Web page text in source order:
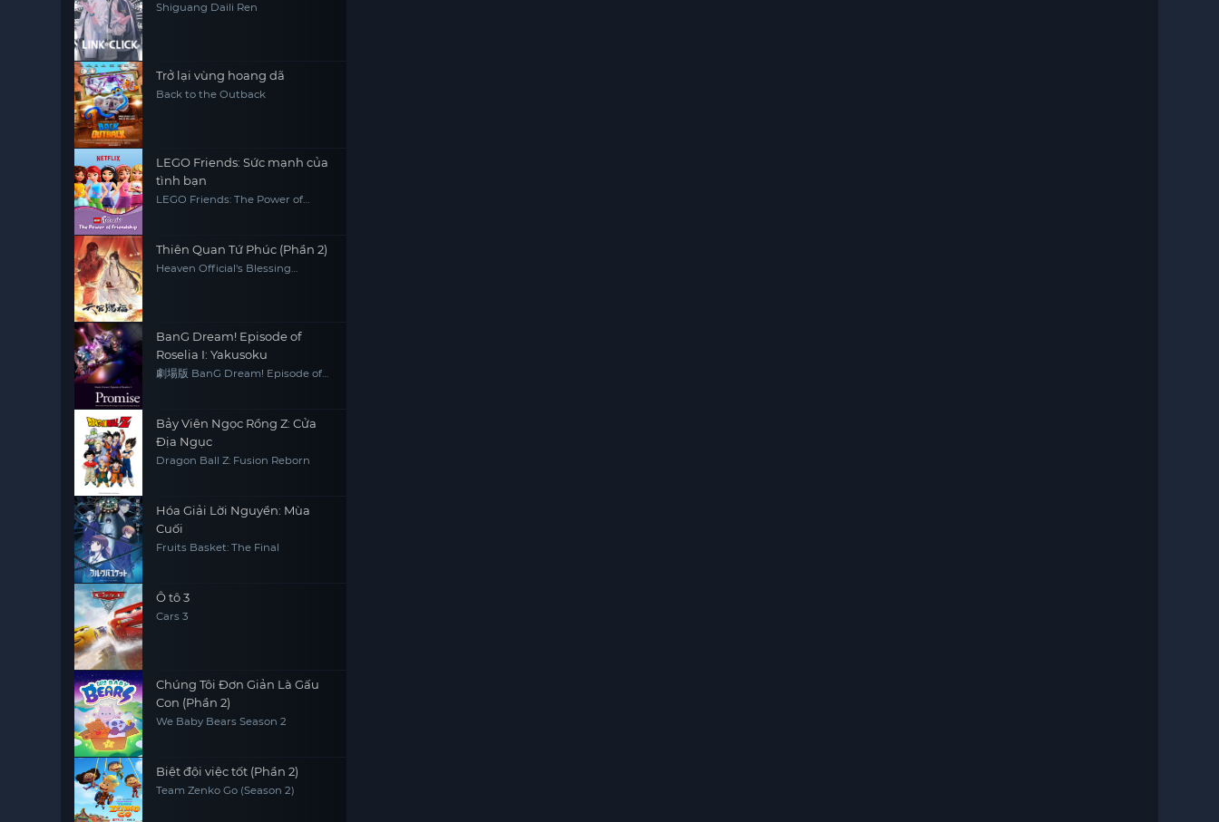
Shiguang Daili Ren
Trở lại vùng hoang dã
Back to the Outback
LEGO Friends: Sức mạnh của
tình bạn
LEGO Friends: The Power of
Thiên Quan Tứ Phúc (Phần 2)
Heaven Official's Blessing
BanG Dream! Episode of
Roselia I: Yakusoku
劇場版 BanG Dream! Episode of
Bảy Viên Ngọc Rồng Z: Cửa
Địa Ngục
Dragon Ball Z: Fusion Reborn
Hóa Giải Lời Nguyền: Mùa
Cuối
Fruits Basket: The Final
Ô tô 3
Cars 3
Chúng Tôi Đơn Giản Là Gấu
Con (Phần 2)
We Baby Bears Season 2
Biệt đội việc tốt (Phần 2)
Team Zenko Go (Season 2)